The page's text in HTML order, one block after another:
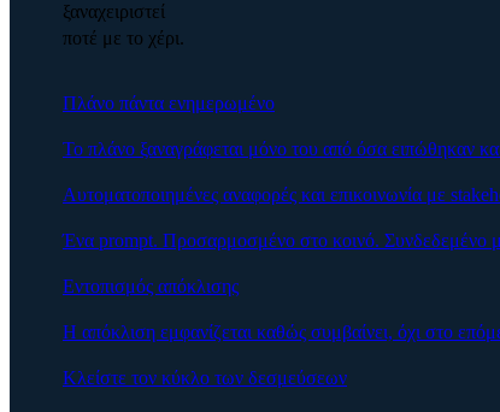
ξαναχειριστεί
ποτέ με το χέρι.
Πλάνο πάντα ενημερωμένο
Το πλάνο ξαναγράφεται μόνο του από όσα ειπώθηκαν
Αυτοματοποιημένες αναφορές και επικοινωνία με
Ένα prompt. Προσαρμοσμένο στο κοινό. Συνδεδεμένο
Εντοπισμός απόκλισης
Η απόκλιση εμφανίζεται καθώς συμβαίνει, όχι στο
Κλείστε τον κύκλο των δεσμεύσεων